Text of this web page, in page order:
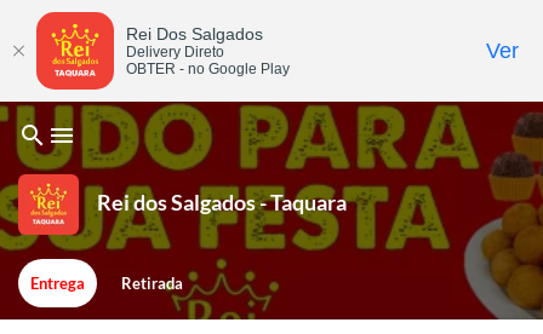
search menu
Rei dos Salgados - Taquara
Entrega Retirada
Rei Dos Salgados
Delivery Direto
OBTER - no Google Play
Ver